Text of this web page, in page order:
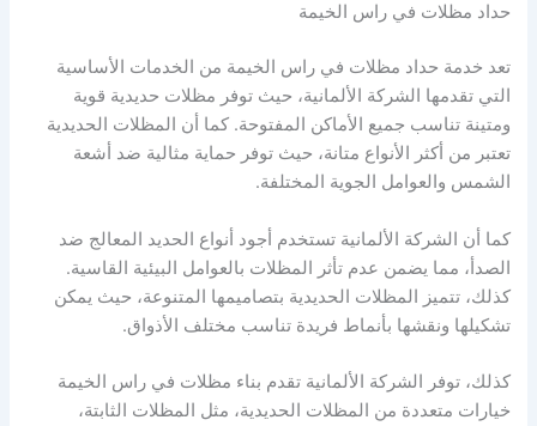
حداد مظلات في راس الخيمة
تعد خدمة حداد مظلات في راس الخيمة من الخدمات الأساسية
التي تقدمها الشركة الألمانية، حيث توفر مظلات حديدية قوية
ومتينة تناسب جميع الأماكن المفتوحة. كما أن المظلات الحديدية
تعتبر من أكثر الأنواع متانة، حيث توفر حماية مثالية ضد أشعة
الشمس والعوامل الجوية المختلفة.
كما أن الشركة الألمانية تستخدم أجود أنواع الحديد المعالج ضد
الصدأ، مما يضمن عدم تأثر المظلات بالعوامل البيئية القاسية.
كذلك، تتميز المظلات الحديدية بتصاميمها المتنوعة، حيث يمكن
تشكيلها ونقشها بأنماط فريدة تناسب مختلف الأذواق.
كذلك، توفر الشركة الألمانية تقدم بناء مظلات في راس الخيمة
خيارات متعددة من المظلات الحديدية، مثل المظلات الثابتة،